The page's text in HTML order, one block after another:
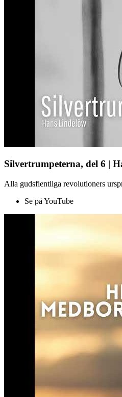
Silvertrumpeterna, del 6 |
Alla gudsfientliga revolutioners
Se på YouTube